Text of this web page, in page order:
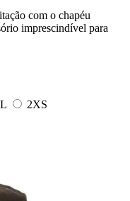
com o chapéu
imprescindível para
2XS